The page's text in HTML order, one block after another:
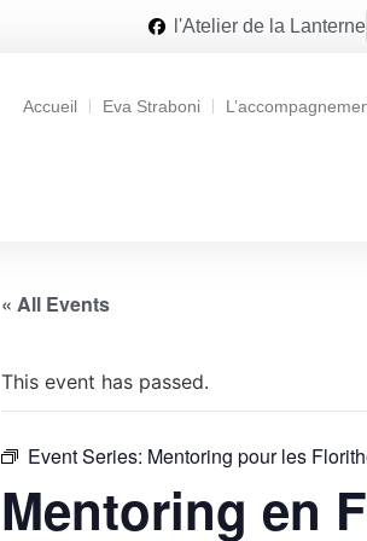
l'Atelier de la Lanterne
Accueil Eva Straboni
« All Events
This event has passed.
Event Series: Mentoring pour les
Mentoring en